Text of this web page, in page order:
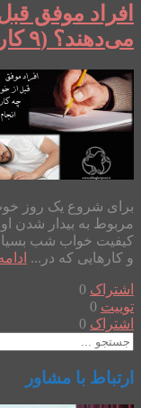
افراد موفق
می‌دهند؟ (۹ کار ساده)
برای شروع یک روز
مربوط به بیدار شدن
کیفیت خواب شب
و کارهایی که در...
اشتراک 0
توییت 0
اشتراک 0
ارتباط با مشاور